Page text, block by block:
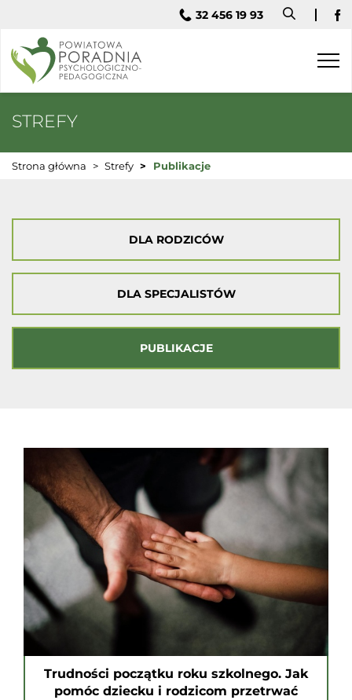
32 456 19 93
STREFY
Strona główna Strefy Publikacje
DLA RODZICÓW
DLA SPECJALISTÓW
PUBLIKACJE
Trudności początku roku szkolnego. Jak
pomóc dziecku i rodzicom przetrwać